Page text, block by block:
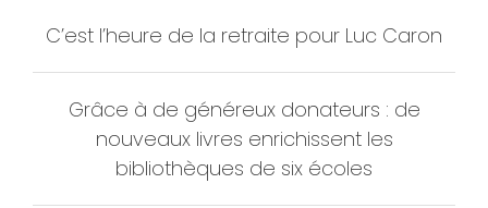
C’est l’heure de la retraite pour Luc Caron
Grâce à de généreux donateurs : de
nouveaux livres enrichissent les
bibliothèques de six écoles